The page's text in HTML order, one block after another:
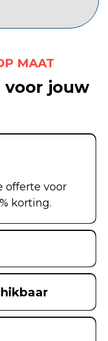
MAAT
voor jouw
offerte voor
korting.